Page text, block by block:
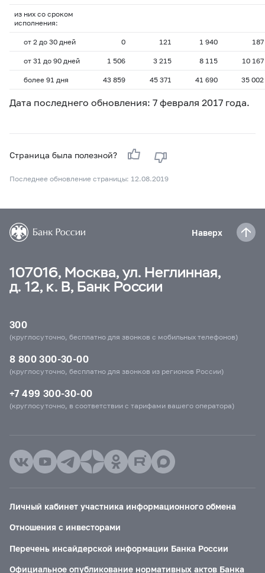
из них со сроком
исполнения:
от 2 до 30 дней 0 121 1 940 187
от 31 до 90 дней 1 506 3 215 8 115 10 167
более 91 дня 43 859 45 371 41 690 35 002
Дата последнего обновления: 7 февраля 2017 года.
Страница была полезной?
Последнее обновление страницы: 12.08.2019
Наверх
107016, Москва, ул. Неглинная,
д. 12, к. В, Банк России
300
(круглосуточно, бесплатно для звонков с мобильных телефонов)
8 800 300-30-00
(круглосуточно, бесплатно для звонков из регионов России)
+7 499 300-30-00
(круглосуточно, в соответствии с тарифами вашего оператора)
Личный кабинет участника информационного обмена
Отношения с инвесторами
Перечень инсайдерской информации Банка России
Официальное опубликование нормативных актов Банка